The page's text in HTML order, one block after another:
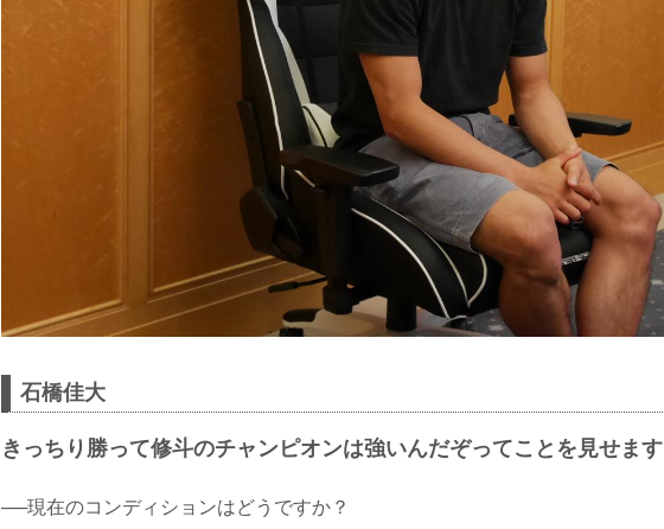
石橋佳大
きっちり勝って修斗のチャンピオンは強いんだぞってことを見せます
──現在のコンディションはどうですか？